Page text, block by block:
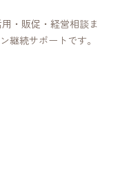
・販促・経営相談ま
継続サポートです。